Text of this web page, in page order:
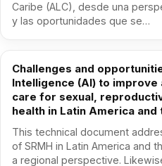
Caribe (ALC), desde una
y las oportunidades que se…
Challenges and
Intelligence (AI) to
care for sexual,
health in Latin America and
This technical document
of SRMH in Latin America and
a regional perspective.